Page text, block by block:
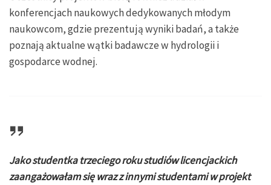
konferencjach naukowych dedykowanych młodym
naukowcom, gdzie prezentują wyniki badań, a także
poznają aktualne wątki badawcze w hydrologii i
gospodarce wodnej.
Jako studentka trzeciego roku studiów licencjackich
zaangażowałam się wraz z innymi studentami w projekt